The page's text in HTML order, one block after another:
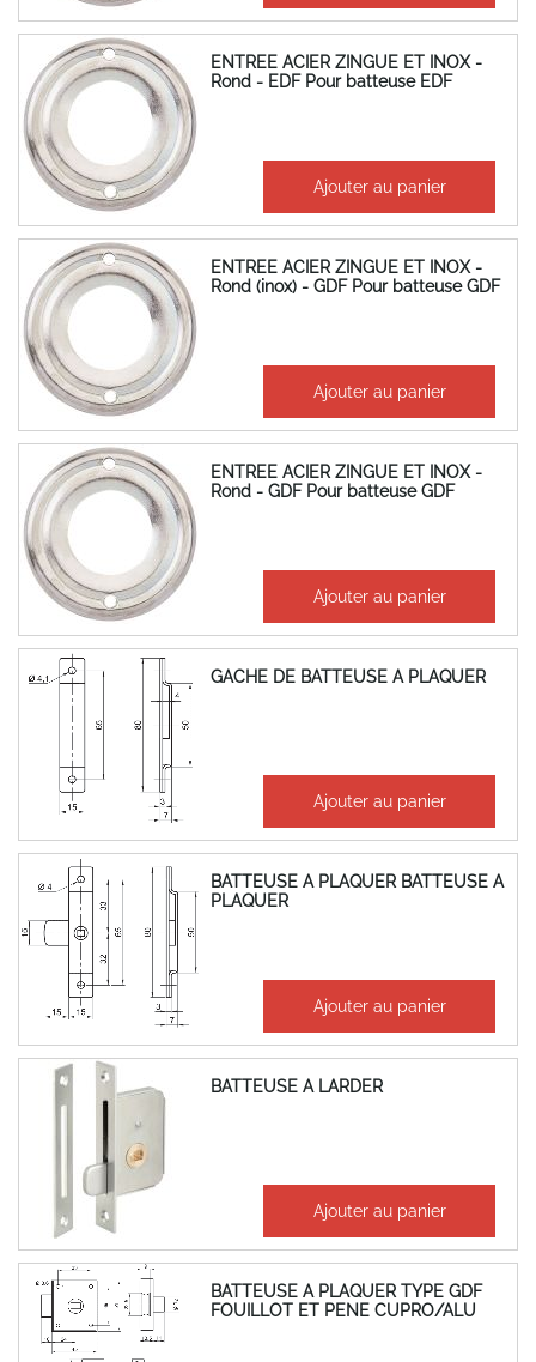
ENTREE ACIER ZINGUE ET INOX -
Rond - EDF Pour batteuse EDF
1,46 €
1,22 € Ajouter au panier
ENTREE ACIER ZINGUE ET INOX -
Rond (inox) - GDF Pour batteuse GDF
1,43 €
1,19 € Ajouter au panier
ENTREE ACIER ZINGUE ET INOX -
Rond - GDF Pour batteuse GDF
1,46 €
1,22 € Ajouter au panier
GACHE DE BATTEUSE A PLAQUER
6,31 €
5,26 € Ajouter au panier
BATTEUSE A PLAQUER BATTEUSE A
PLAQUER
7,10 €
5,92 € Ajouter au panier
BATTEUSE A LARDER
27,18 €
22,65 € Ajouter au panier
BATTEUSE A PLAQUER TYPE GDF
FOUILLOT ET PENE CUPRO/ALU